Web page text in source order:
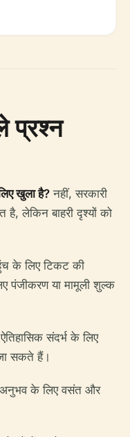
प्रश्न
खुला है?नहीं, सरकारी
लेकिन बाहरी दृश्यों को
के लिए टिकट की
पंजीकरण या मामूली शुल्क
संदर्भ के लिए
सकते हैं।
के लिए वसंत और